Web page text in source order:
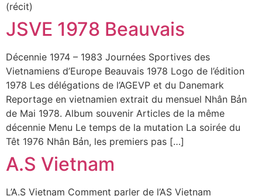
(récit)
JSVE 1978 Beauvais
Décennie 1974 – 1983 Journées Sportives des
Vietnamiens d’Europe Beauvais 1978 Logo de l’édition
1978 Les délégations de l’AGEVP et du Danemark
Reportage en vietnamien extrait du mensuel Nhân Bản
de Mai 1978. Album souvenir Articles de la même
décennie Menu Le temps de la mutation La soirée du
Têt 1976 Nhân Bản, les premiers pas […]
A.S Vietnam
L’A.S Vietnam Comment parler de l’AS Vietnam